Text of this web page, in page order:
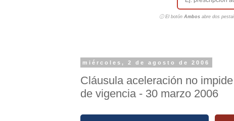
ⓘ El botón Ambosabre dos
miércoles, 2 de agosto de 2006
Cláusula aceleración no
de vigencia - 30 marzo 2006